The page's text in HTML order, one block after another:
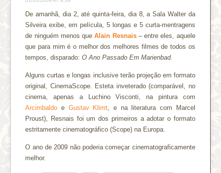
De amanhã, dia 2, até quinta-feira, dia 8, a Sala Walter da
Silveira exibe, em película, 5 longas e 5 curta-mentragens
de ninguém menos queAlain Resnais– entre eles, aquele
que para mim é o melhor dos melhores filmes de todos os
tempos, disparado:O Ano Passado Em Marienbad.
Alguns curtas e longas inclusive terão projeção em formato
original, CinemaScope. Esteta inveterado (comparável, no
cinema, apenas a Luchino Visconti, na pintura com
Arcimbaldo e Gustav Klimt , e na literatura com Marcel
Proust), Resnais foi um dos primeiros a adotar o formato
estritamente cinematográfico (Scope) na Europa.
O ano de 2009 não poderia começar cinematograficamente
melhor.